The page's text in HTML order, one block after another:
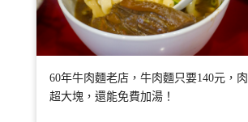
60年牛肉麵老店，牛肉麵只要140元，肉
超大塊，還能免費加湯！